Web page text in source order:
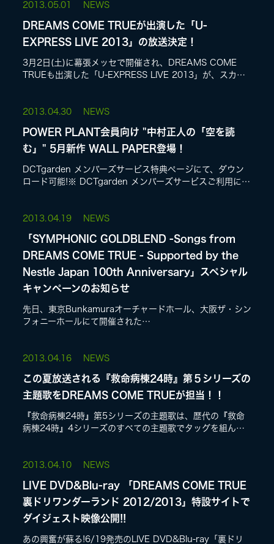
LIVE
SPECIAL SITE
2013. 05.01 NEWS
DREAMS COME TRUEが出演した「U-
EXPRESS LIVE 2013」の放送決定！
3月2日(土)に幕張メッセで開催され、DREAMS COME
TRUEも出演した「U-EXPRESS LIVE 2013」が、スカパ
2013. 04.30 NEWS
POWER PLANT会員向け "中村正人の「空を読
む」" 5月新作 WALL PAPER登場！
DCTgarden メンバーズサービス特典ページにて、ダウン
ロード可能!※ DCTgarden メンバーズサービスご利用には
2013. 04.19 NEWS
「SYMPHONIC GOLDBLEND -Songs from
DREAMS COME TRUE - Supported by the
Nestle Japan 100th Anniversary」スペシャル
キャンペーンのお知らせ
先日、東京Bunkamuraオーチャードホール、大阪ザ・シン
フォニーホールにて開催された
2013. 04.16 NEWS
この夏放送される『救命病棟24時』第５シリーズの
主題歌をDREAMS COME TRUEが担当！！
『救命病棟24時』第5シリーズの主題歌は、歴代の『救命
病棟24時』4シリーズのすべての主題歌でタッグを組んで
2013. 04.10 NEWS
LIVE DVD&Blu-ray 「DREAMS COME TRUE
裏ドリワンダーランド 2012/2013」特設サイトで
ダイジェスト映像公開!!
あの興奮が蘇る!6/19発売のLIVE DVD&Blu-ray「裏ドリ